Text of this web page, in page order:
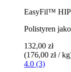
EasyFil™
Polistyren
132,00 zł
(176,00 zł /
4.0 (3)